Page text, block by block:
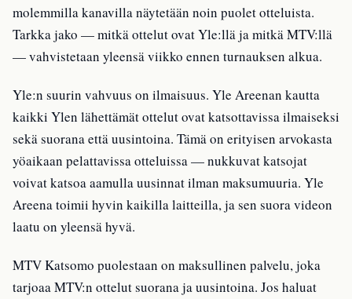
molemmilla kanavilla näytetään noin puolet otteluista.
Tarkka jako — mitkä ottelut ovat Yle:llä ja mitkä MTV:llä
— vahvistetaan yleensä viikko ennen turnauksen alkua.
Yle:n suurin vahvuus on ilmaisuus. Yle Areenan kautta
kaikki Ylen lähettämät ottelut ovat katsottavissa ilmaiseksi
sekä suorana että uusintoina. Tämä on erityisen arvokasta
yöaikaan pelattavissa otteluissa — nukkuvat katsojat
voivat katsoa aamulla uusinnat ilman maksumuuria. Yle
Areena toimii hyvin kaikilla laitteilla, ja sen suora videon
laatu on yleensä hyvä.
MTV Katsomo puolestaan on maksullinen palvelu, joka
tarjoaa MTV:n ottelut suorana ja uusintoina. Jos haluat